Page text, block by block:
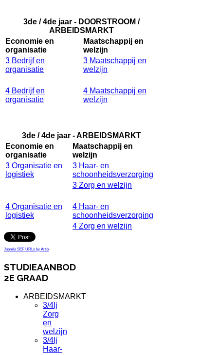
3de / 4de jaar - DOORSTROOM /
ARBEIDSMARKT
Economie en
organisatie
Maatschappij en
welzijn
3 Bedrijf en
organisatie
3 Maatschappij en
welzijn
4 Bedrijf en
organisatie
4 Maatschappij en
welzijn
3de / 4de jaar - ARBEIDSMARKT
Economie en
organisatie
Maatschappij en
welzijn
3 Organisatie en
logistiek
3 Haar- en
schoonheidsverzorging
3 Zorg en welzijn
4 Organisatie en
logistiek
4 Haar- en
schoonheidsverzorging
4 Zorg en welzijn
Joomla SEF URLs by Artio
STUDIEAANBOD
2E GRAAD
ARBEIDSMARKT
3/4lj
Zorg
en
welzijn
3/4lj
Haar-